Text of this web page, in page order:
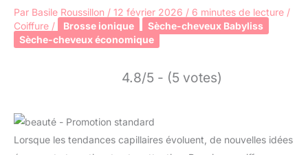
Par Basile Roussillon / 12 février 2026 / 6 minutes de lecture /
Coiffure / Brosse ionique
Sèche-cheveux Babyliss
Sèche-cheveux économique
4.8/5 - (5 votes)
Lorsque les tendances capillaires évoluent, de nouvelles idées